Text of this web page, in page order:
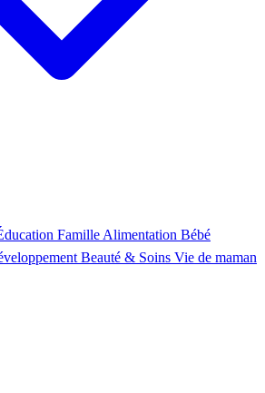
Famille Alimentation Bébé
Beauté & Soins Vie de maman